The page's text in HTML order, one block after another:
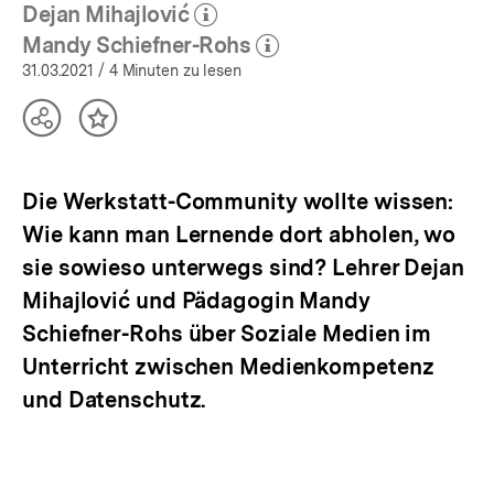
öffnen
Dejan Mihajlović
(Mehr zum Autor)
öffnen
Mandy Schiefner-Rohs
(Mehr zum Autor)
31.03.2021 / 4 Minuten zu lesen
TeilenInhalt
Die Werkstatt-Community wollte wissen:
Wie kann man Lernende dort abholen, wo
sie sowieso unterwegs sind? Lehrer Dejan
Mihajlović und Pädagogin Mandy
Schiefner-Rohs über Soziale Medien im
Unterricht zwischen Medienkompetenz
und Datenschutz.